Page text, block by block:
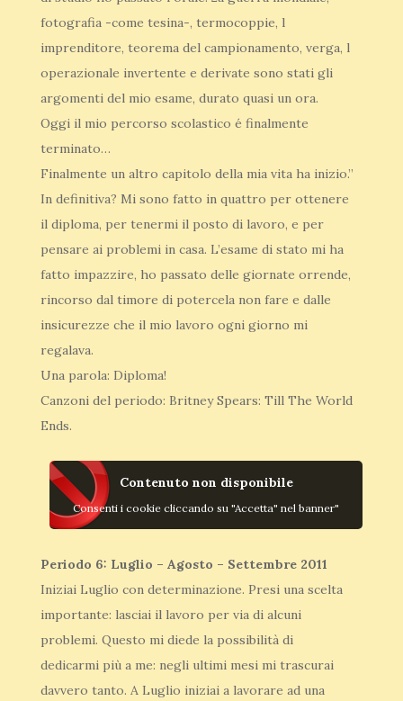
fotografia -come tesina-, termocoppie, l
imprenditore, teorema del campionamento, verga, l
operazionale invertente e derivate sono stati gli
argomenti del mio esame, durato quasi un ora.
Oggi il mio percorso scolastico é finalmente
terminato…
Finalmente un altro capitolo della mia vita ha inizio.”
In definitiva? Mi sono fatto in quattro per ottenere
il diploma, per tenermi il posto di lavoro, e per
pensare ai problemi in casa. L’esame di stato mi ha
fatto impazzire, ho passato delle giornate orrende,
rincorso dal timore di potercela non fare e dalle
insicurezze che il mio lavoro ogni giorno mi
regalava.
Una parola: Diploma!
Canzoni del periodo: Britney Spears: Till The World
Ends.
Contenuto non disponibile
Consenti i cookie cliccando su "Accetta" nel banner"
Periodo 6: Luglio – Agosto – Settembre 2011
Iniziai Luglio con determinazione. Presi una scelta
importante: lasciai il lavoro per via di alcuni
problemi. Questo mi diede la possibilità di
dedicarmi più a me: negli ultimi mesi mi trascurai
davvero tanto. A Luglio iniziai a lavorare ad una